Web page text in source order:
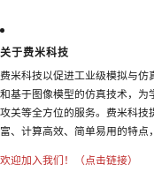
关于费米科技
费米科技以促进工业级模拟与
和基于图像模型的仿真技术，
攻关等全方位的服务。费米科
富、计算高效、简单易用的特点
欢迎加入我们！（点击链接）